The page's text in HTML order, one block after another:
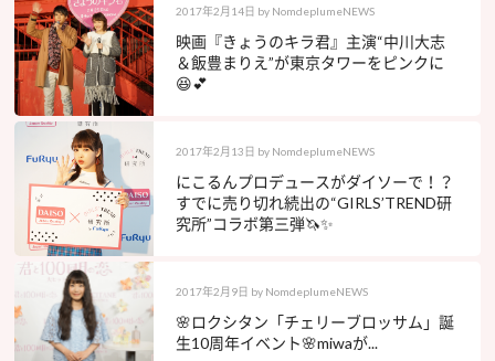
2017年2月14日 by NomdeplumeNEWS
映画『きょうのキラ君』主演“中川大志
＆飯豊まりえ”が東京タワーをピンクに
😆💕
2017年2月13日 by NomdeplumeNEWS
にこるんプロデュースがダイソーで！？
すでに売り切れ続出の“GIRLS’TREND研
究所”コラボ第三弾🦄✨
2017年2月9日 by NomdeplumeNEWS
🌸ロクシタン「チェリーブロッサム」誕
生10周年イベント🌸miwaが...